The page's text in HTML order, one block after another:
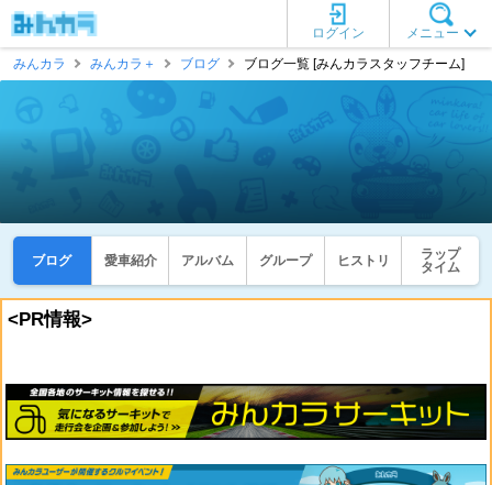
メニュー
ログイン
みんカラ
みんカラ＋ ブログ ブログ一覧 [みんカラスタッフチーム]
ブログ 愛車紹介 アルバム グループ ヒストリ
ラップ
タイム
<PR情報>